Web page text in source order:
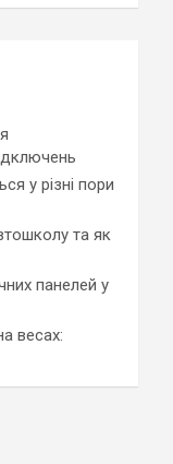
у різні пори
та як
панелей у
весах: